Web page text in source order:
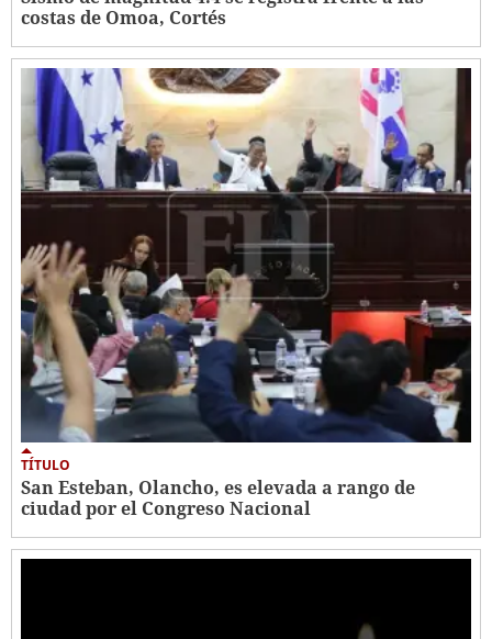
costas de Omoa, Cortés
TÍTULO
San Esteban, Olancho, es elevada a rango de
ciudad por el Congreso Nacional